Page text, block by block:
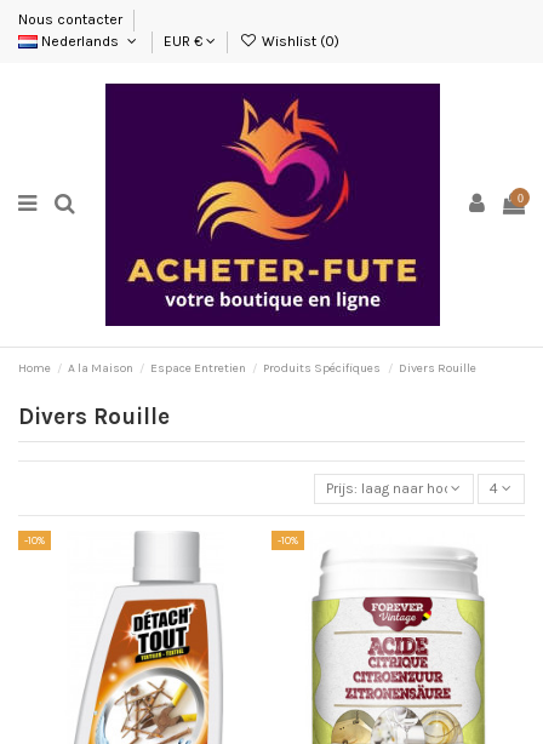
Nous contacter
Nederlands
EUR € Wishlist (0)
0
Home A la Maison Espace Entretien Produits Spécifiques Divers Rouille
Divers Rouille
Prijs: laag naar hoog 4
-10% -10%